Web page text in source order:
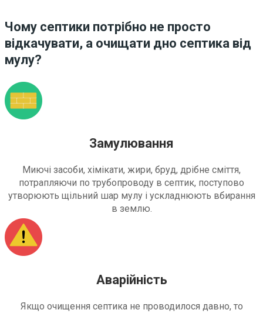
Чому септики потрібно не просто
відкачувати, а очищати дно септика від
мулу?
Замулювання
Миючі засоби, хімікати, жири, бруд, дрібне сміття,
потрапляючи по трубопроводу в септик, поступово
утворюють щільний шар мулу і ускладнюють вбирання
в землю.
Аварійність
Якщо очищення септика не проводилося давно, то